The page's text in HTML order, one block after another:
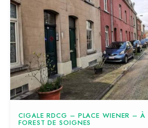
CIGALE RDCG – PLACE WIENER –
FOREST DE SOIGNES